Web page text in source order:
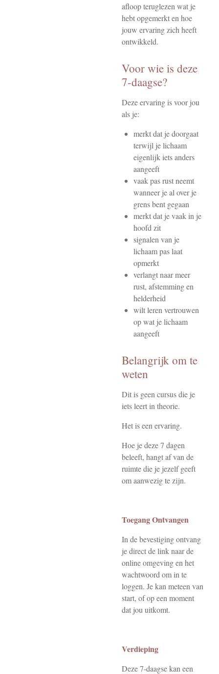
afloop teruglezen wat je
hebt opgemerkt en hoe
jouw ervaring zich heeft
ontwikkeld.
Voor wie is deze
7-daagse?
Deze ervaring is voor jou
als je:
merkt dat je doorgaat
terwijl je lichaam
eigenlijk iets anders
aangeeft
vaak pas rust neemt
wanneer je al over je
grens bent gegaan
merkt dat je vaak in je
hoofd zit
signalen van je
lichaam pas laat
opmerkt
verlangt naar meer
rust, afstemming en
helderheid
wilt leren vertrouwen
op wat je lichaam
aangeeft
Belangrijk om te
weten
Dit is geen cursus die je
iets leert in theorie.
Het is een ervaring.
Hoe je deze 7 dagen
beleeft, hangt af van de
ruimte die je jezelf geeft
om aanwezig te zijn.
Toegang Ontvangen
In de bevestiging ontvang
je direct de link naar de
online omgeving en het
wachtwoord om in te
loggen. Je kan meteen van
start, of op een moment
dat jou uitkomt.
Verdieping
Deze 7-daagse kan een